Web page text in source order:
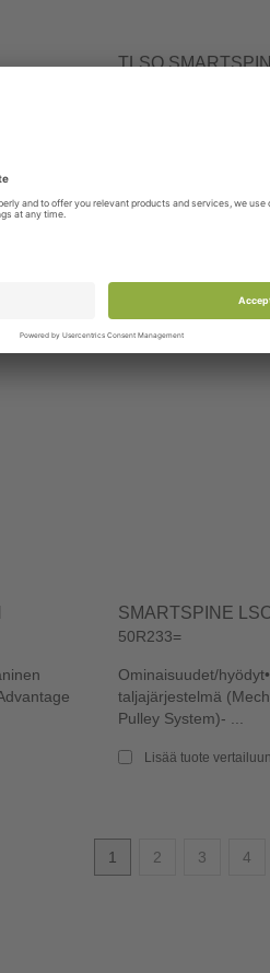
TLSO
Lisää tuote
SMARTSPINE
50R233=
Ominaisuudet/
taljajärjestelmä
Pulley System)- ...
Lisää tuote vertailuun
1 2 3 4